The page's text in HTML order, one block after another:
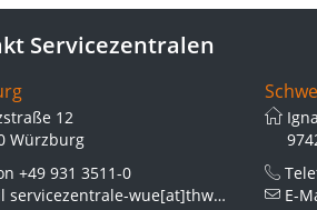
Servicezentralen
12
Würzburg
+49 931 3511-0
servicezentrale-wue[at]thws.de
E-